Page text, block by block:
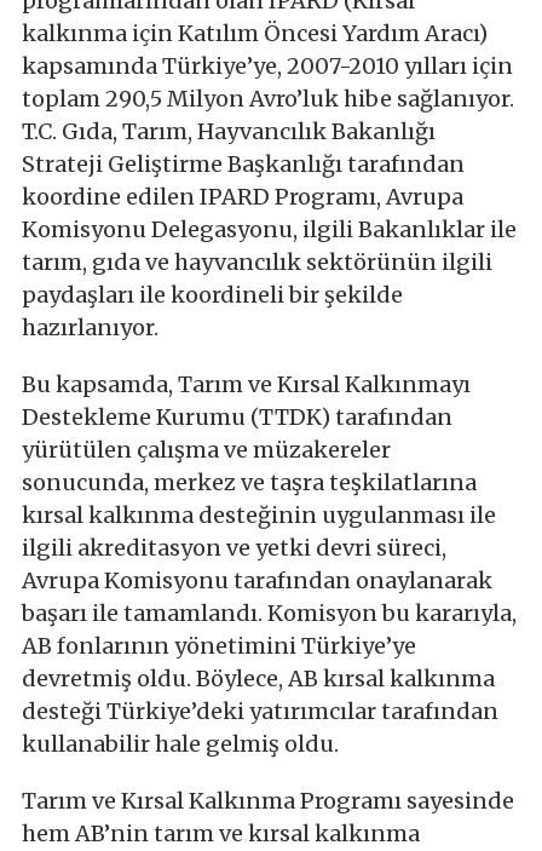
kalkınma için Katılım Öncesi Yardım Aracı)
kapsamında Türkiye’ye, 2007-2010 yılları için
toplam 290,5 Milyon Avro’luk hibe sağlanıyor.
T.C. Gıda, Tarım, Hayvancılık Bakanlığı
Strateji Geliştirme Başkanlığı tarafından
koordine edilen IPARD Programı, Avrupa
Komisyonu Delegasyonu, ilgili Bakanlıklar ile
tarım, gıda ve hayvancılık sektörünün ilgili
paydaşları ile koordineli bir şekilde
hazırlanıyor.
Bu kapsamda, Tarım ve Kırsal Kalkınmayı
Destekleme Kurumu (TTDK) tarafından
yürütülen çalışma ve müzakereler
sonucunda, merkez ve taşra teşkilatlarına
kırsal kalkınma desteğinin uygulanması ile
ilgili akreditasyon ve yetki devri süreci,
Avrupa Komisyonu tarafından onaylanarak
başarı ile tamamlandı. Komisyon bu kararıyla,
AB fonlarının yönetimini Türkiye’ye
devretmiş oldu. Böylece, AB kırsal kalkınma
desteği Türkiye’deki yatırımcılar tarafından
kullanabilir hale gelmiş oldu.
Tarım ve Kırsal Kalkınma Programı sayesinde
hem AB’nin tarım ve kırsal kalkınma